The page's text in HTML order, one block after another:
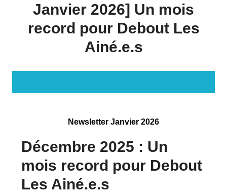
Janvier 2026] Un mois
record pour Debout Les
Ainé.e.s
Newsletter Janvier 2026
Décembre 2025 : Un
mois record pour Debout
Les Ainé.e.s